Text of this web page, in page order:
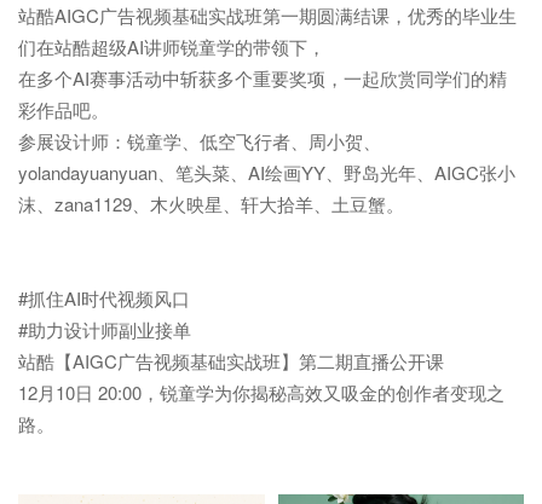
站酷AIGC广告视频基础实战班第一期圆满结课，优秀的毕业生
们在站酷超级AI讲师锐童学的带领下，
在多个AI赛事活动中斩获多个重要奖项，一起欣赏同学们的精
彩作品吧。
参展设计师：锐童学、低空飞行者、周小贺、
yolandayuanyuan、笔头菜、AI绘画YY、野岛光年、AIGC张小
沫、zana1129、木火映星、轩大拾羊、土豆蟹。
#抓住AI时代视频风口
#助力设计师副业接单
站酷【AIGC广告视频基础实战班】第二期直播公开课
12月10日 20:00，锐童学为你揭秘高效又吸金的创作者变现之
路。